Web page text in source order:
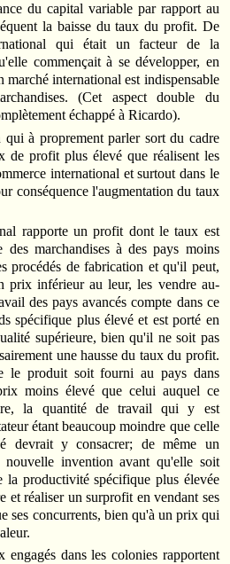
du capital variable par rapport au
la baisse du taux du profit. De
qui était un facteur de la
commençait à se développer, en
international est indispensable
(Cet aspect double du
échappé à Ricardo).
qui à proprement parler sort du cadre
de profit plus élevé que réalisent les
international et surtout dans le
conséquence l'augmentation du taux
rapporte un profit dont le taux est
marchandises à des pays moins
procédés de fabrication et qu'il peut,
prix inférieur au leur, les vendre au-
des pays avancés compte dans ce
spécifique plus élevé et est porté en
supérieure, bien qu'il ne soit pas
une hausse du taux du profit.
le produit soit fourni au pays dans
moins élevé que celui auquel ce
la quantité de travail qui y est
étant beaucoup moindre que celle
devrait y consacrer; de même un
invention avant qu'elle soit
la productivité spécifique plus élevée
réaliser un surprofit en vendant ses
ses concurrents, bien qu'à un prix qui
engagés dans les colonies rapportent